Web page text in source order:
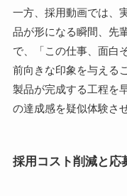
一方、採用動画では、
品が形になる瞬間、先
で、「この仕事、面白
前向きな印象を与える
製品が完成する工程を
の達成感を疑似体験さ
採用コスト削減と応